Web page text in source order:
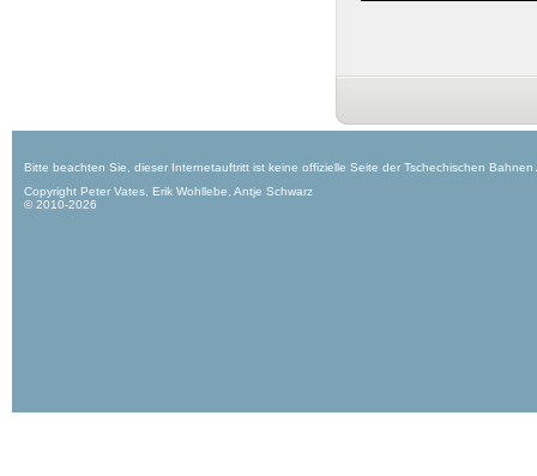
Bitte beachten Sie, dieser Internetauftritt ist keine offizielle Seite der Tschechischen
Copyright Peter Vates, Erik Wohllebe, Antje Schwarz
© 2010-2026